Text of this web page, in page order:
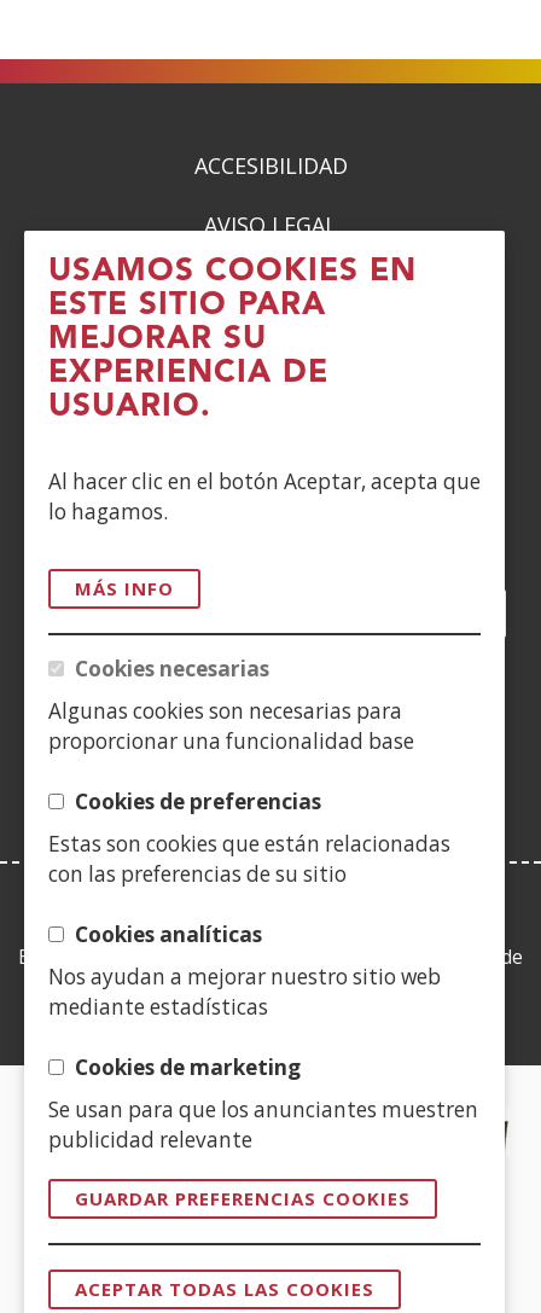
USAMOS COOKIES EN
ESTE SITIO PARA
MEJORAR SU
EXPERIENCIA DE
USUARIO.
Al hacer clic en el botón Aceptar, acepta que
lo hagamos.
MÁS INFO
Cookies necesarias
Algunas cookies son necesarias para
proporcionar una funcionalidad base
Cookies de preferencias
Estas son cookies que están relacionadas
con las preferencias de su sitio
Cookies analíticas
Nos ayudan a mejorar nuestro sitio web
mediante estadísticas
Cookies de marketing
Se usan para que los anunciantes muestren
publicidad relevante
GUARDAR PREFERENCIAS COOKIES
ACEPTAR TODAS LAS COOKIES
ACCESIBILIDAD
AVISO LEGAL
PRIVACIDAD
POLÍTICA DE COOKIES
Facebook
(Abre
en
nueva
ventana)
Twitter
(Abre
en
nueva
ventana)
LinkedIn
(Abre
en
nueva
ventana)
YouTube
(Abre
en
nueva
ventana)
en
ventana)
en
ventana)
en
en
Esta web se ajusta a lo establecido en la Ley 19/2013, de
9 de diciembre, de transparencia, acceso a la
información pública y buen gobierno.
CERTIFICADOS DE CALIDAD
(Abre
en
nueva
ventana)
en